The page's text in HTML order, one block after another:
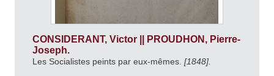
CONSIDERANT, Victor || PROUDHON, Pierre-
Joseph.
Les Socialistes peints par eux-mêmes. [1848].